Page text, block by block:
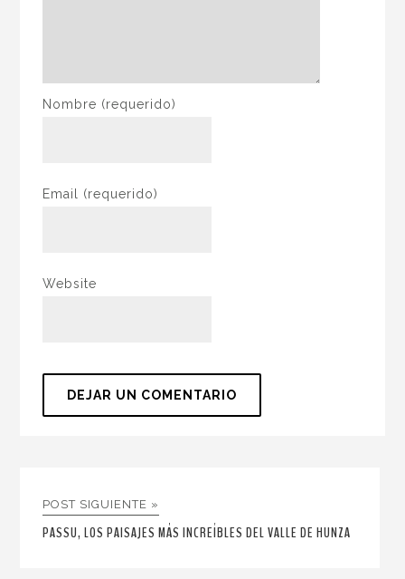
Nombre (requerido)
Email (requerido)
Website
POST SIGUIENTE »
PASSU, LOS PAISAJES MÁS INCREÍBLES DEL VALLE DE HUNZA